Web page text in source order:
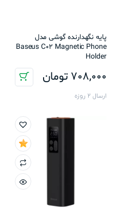
پایه نگهدارنده گوشی مدل
Baseus C02 Magnetic Phone
Holder
708,000 تومان
ارسال 2 روزه